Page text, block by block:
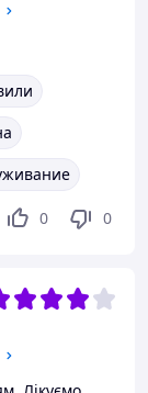
0 0